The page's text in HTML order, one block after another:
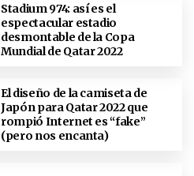
Stadium 974: así es el
espectacular estadio
desmontable de la Copa
Mundial de Qatar 2022
El diseño de la camiseta de
Japón para Qatar 2022 que
rompió Internet es “fake”
(pero nos encanta)